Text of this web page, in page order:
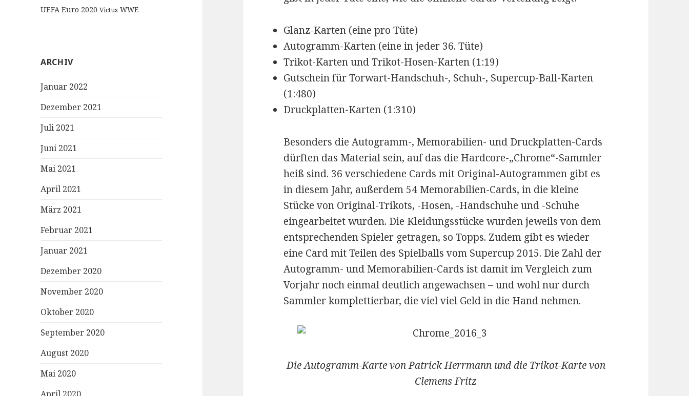
UEFA Euro 2020 Victus WWE
ARCHIV
Januar 2022
Dezember 2021
Juli 2021
Juni 2021
Mai 2021
April 2021
März 2021
Februar 2021
Januar 2021
Dezember 2020
November 2020
Oktober 2020
September 2020
August 2020
Mai 2020
Glanz-Karten (eine pro Tüte)
Autogramm-Karten (eine in jeder 36. Tüte)
Trikot-Karten und Trikot-Hosen-Karten (1:19)
Gutschein für Torwart-Handschuh-, Schuh-, Supercup-Ball-Karten
(1:480)
Druckplatten-Karten (1:310)
Besonders die Autogramm-, Memorabilien- und Druckplatten-Cards
dürften das Material sein, auf das die Hardcore-„Chrome“-Sammler
heiß sind. 36 verschiedene Cards mit Original-Autogrammen gibt es
in diesem Jahr, außerdem 54 Memorabilien-Cards, in die kleine
Stücke von Original-Trikots, -Hosen, -Handschuhe und -Schuhe
eingearbeitet wurden. Die Kleidungsstücke wurden jeweils von dem
entsprechenden Spieler getragen, so Topps. Zudem gibt es wieder
eine Card mit Teilen des Spielballs vom Supercup 2015. Die Zahl der
Autogramm- und Memorabilien-Cards ist damit im Vergleich zum
Vorjahr noch einmal deutlich angewachsen – und wohl nur durch
Sammler komplettierbar, die viel viel Geld in die Hand nehmen.
Die Autogramm-Karte von Patrick Herrmann und die Trikot-Karte von
Clemens Fritz